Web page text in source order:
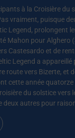
à la Croisière du
vraiment, puisque
Legend, prolongent
Mahon pour Alghero
Castesardo et de
Legend a appareillé
route vers Bizerte, et
cette année
du solstice vers
deux autres pour